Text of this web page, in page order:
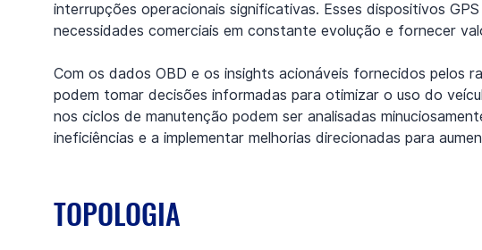
interrupções operacionais significativas. Esses dispositivos
necessidades comerciais em constante evolução e fornecer
Com os dados OBD e os insights acionáveis fornecidos pelos
podem tomar decisões informadas para otimizar o uso do
nos ciclos de manutenção podem ser analisadas
ineficiências e a implementar melhorias direcionadas para
TOPOLOGIA